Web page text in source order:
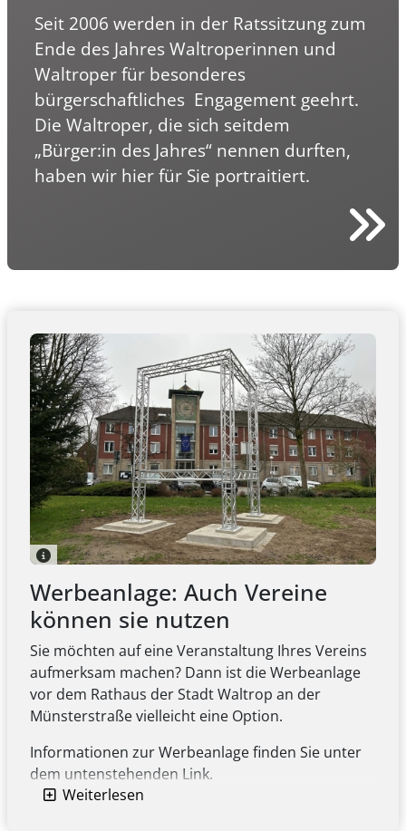
Seit 2006 werden in der Ratssitzung zum
Ende des Jahres Waltroperinnen und
Waltroper für besonderes
bürgerschaftliches Engagement geehrt.
Die Waltroper, die sich seitdem
„Bürger:in des Jahres“ nennen durften,
haben wir hier für Sie portraitiert.
Werbeanlage: Auch Vereine
können sie nutzen
Sie möchten auf eine Veranstaltung Ihres Vereins
aufmerksam machen? Dann ist die Werbeanlage
vor dem Rathaus der Stadt Waltrop an der
Münsterstraße vielleicht eine Option.
Informationen zur Werbeanlage finden Sie unter
dem untenstehenden Link.
Weiterlesen